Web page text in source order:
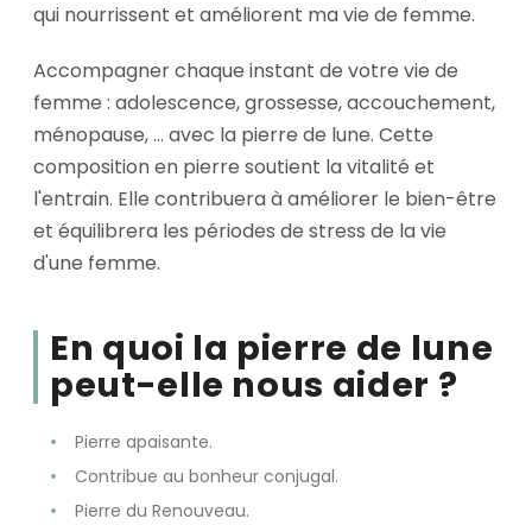
qui nourrissent et améliorent ma vie de femme.
Accompagner chaque instant de votre vie de
femme : adolescence, grossesse, accouchement,
ménopause, … avec la pierre de lune. Cette
composition en pierre soutient la vitalité et
l'entrain. Elle contribuera à améliorer le bien-être
et équilibrera les périodes de stress de la vie
d'une femme.
En quoi la pierre de lune
peut-elle nous aider ?
Pierre apaisante.
Contribue au bonheur conjugal.
Pierre du Renouveau.